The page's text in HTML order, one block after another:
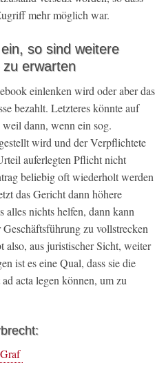
mehr möglich war.
so sind weitere
erwarten
einlenken wird oder aber das
bezahlt. Letzteres könnte auf
dann, wenn ein sog.
wird und der Verpflichtete
auferlegten Pflicht nicht
beliebig oft wiederholt werden
das Gericht dann höhere
alles nichts helfen, dann kann
zu vollstrecken
also, aus juristischer Sicht, weiter
ist es eine Qual, dass sie die
acta legen können, um zu